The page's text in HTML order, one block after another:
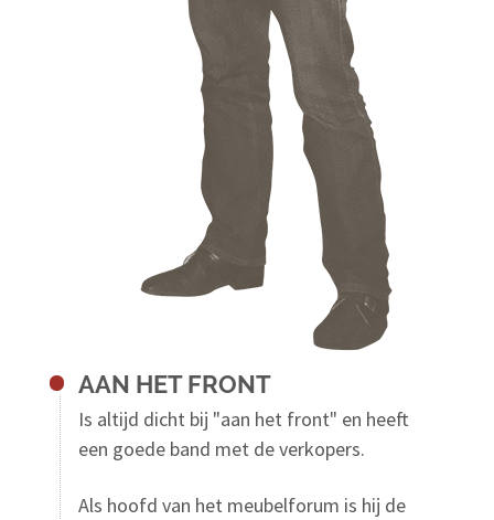
AAN HET FRONT
Is altijd dicht bij "aan het front" en heeft
een goede band met de verkopers.
Als hoofd van het meubelforum is hij de